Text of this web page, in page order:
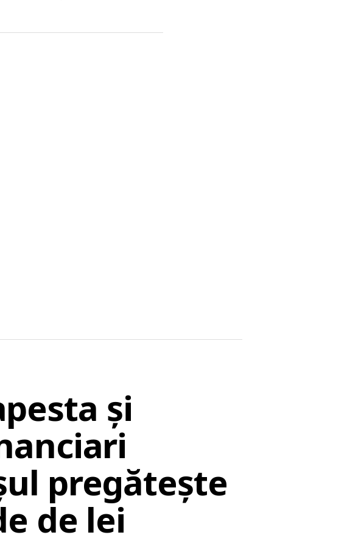
și
pregătește
de lei